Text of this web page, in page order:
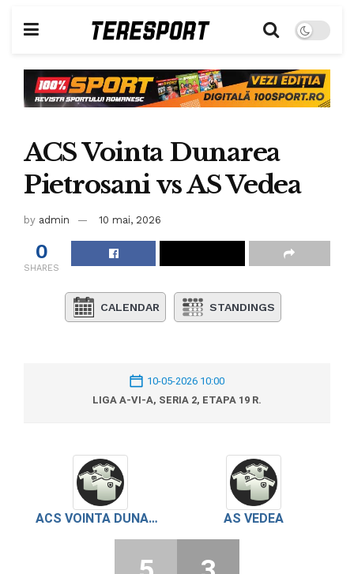
ACS Vointa Dunarea
Pietrosani vs AS Vedea
by admin 10 mai, 2026
0
SHARES
CALENDAR STANDINGS
10-05-2026 10:00
LIGA A-VI-A, SERIA 2, ETAPA 19 R.
ACS VOINTA DUNAREA PIETROSANI AS VEDEA